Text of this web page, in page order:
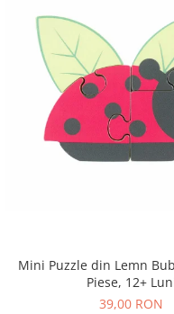
Mini Puzzle din Lemn
Piese, 12+
39,00 RON